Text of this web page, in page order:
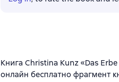
Книга Christina Kunz «Das
онлайн бесплатно фрагмент